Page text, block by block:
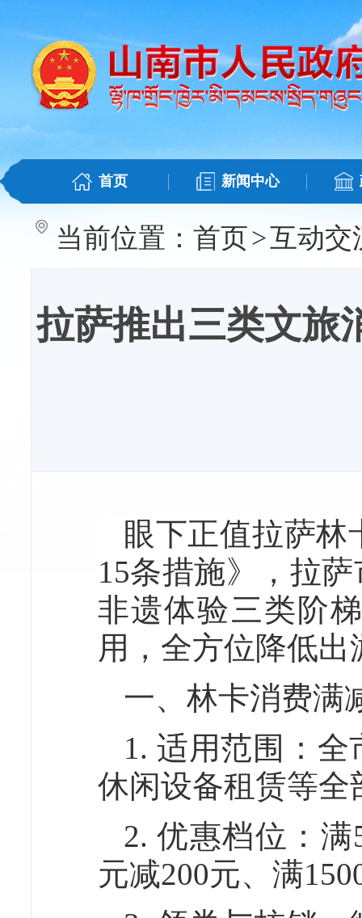
首页 新闻中心
当前位置： 首页>互动交
拉萨推出三类文旅
眼下正值拉萨林
15条措施》，拉
非遗体验三类阶
用，全方位降低
一、林卡消费满
1. 适用范围：
休闲设备租赁等全
2. 优惠档位：满
元减200元、满